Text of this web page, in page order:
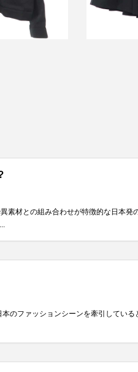
素材との組み合わせが特徴的な日本発
のファッションシーンを牽引している